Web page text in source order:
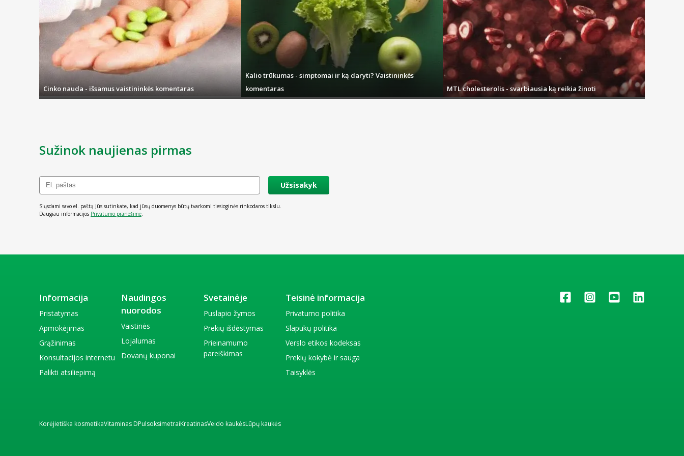
Cinko nauda - išsamus vaistininkės komentaras
Kalio trūkumas - simptomai ir ką daryti? Vaistininkės
komentaras
MTL cholesterolis - svarbiausia ką reikia žinoti
Sužinok naujienas pirmas
Užsisakyk
Siųsdami savo el. paštą Jūs sutinkate, kad jūsų duomenys būtų tvarkomi tiesioginės rinkodaros tikslu.
Daugiau informacijos Privatumo pranešime
Informacija
Pristatymas
Apmokėjimas
Grąžinimas
Konsultacijos internetu
Palikti atsiliepimą
Naudingos
nuorodos
Vaistinės
Lojalumas
Dovanų kuponai
Svetainėje
Puslapio žymos
Prekių išdėstymas
Prieinamumo
pareiškimas
Teisinė informacija
Privatumo politika
Slapukų politika
Verslo etikos kodeksas
Prekių kokybė ir sauga
Taisyklės
Korėjietiška kosmetikaVitaminas DPulsoksimetraiKreatinasVeido kaukėsLūpų kaukės